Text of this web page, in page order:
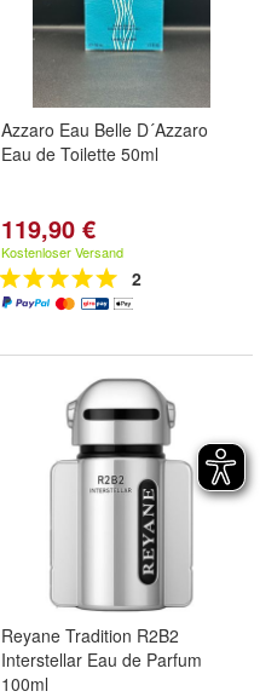
Azzaro Eau Belle D´Azzaro
Eau de Toilette 50ml
119,90 €
Kostenloser Versand
2
Reyane Tradition R2B2
Interstellar Eau de Parfum
100ml